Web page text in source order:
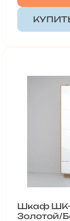
Шкаф ШК-
Золотой/